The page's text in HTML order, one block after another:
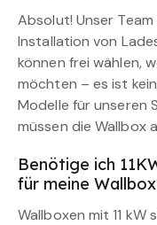
Absolut! Unser
Installation von
können frei wählen,
möchten – es ist
Modelle für unseren
müssen die Wallbox
Benötige ich
für meine
Wallboxen mit 11